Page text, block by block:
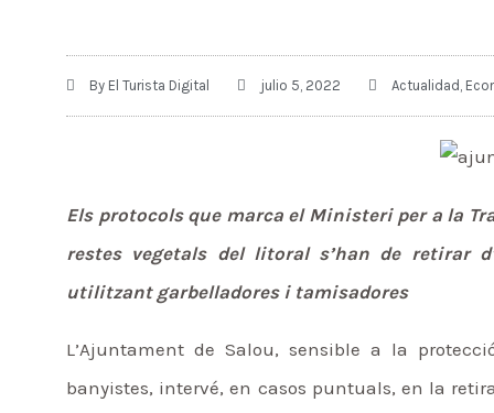
By El Turista Digital julio 5, 2022 Actualidad
Els protocols que marca el Ministeri per a la
restes vegetals del litoral s’han de retirar
utilitzant garbelladores i tamisadores
L’Ajuntament de Salou, sensible a la
banyistes, intervé, en casos puntuals, en la